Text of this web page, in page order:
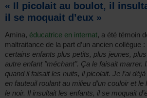
« Il picolait au boulot, il
il se moquait d’eux »
Amina, éducatrice en internat, a été témoin
maltraitance de la part d’un ancien collègue :
certains enfants plus petits, plus jeunes,
autre enfant "méchant". Ça le faisait marrer.
quand il faisait les nuits, il picolait. Je l’ai
en fauteuil roulant au milieu d’un couloir et
le noir. Il insultait les enfants, il se moquait